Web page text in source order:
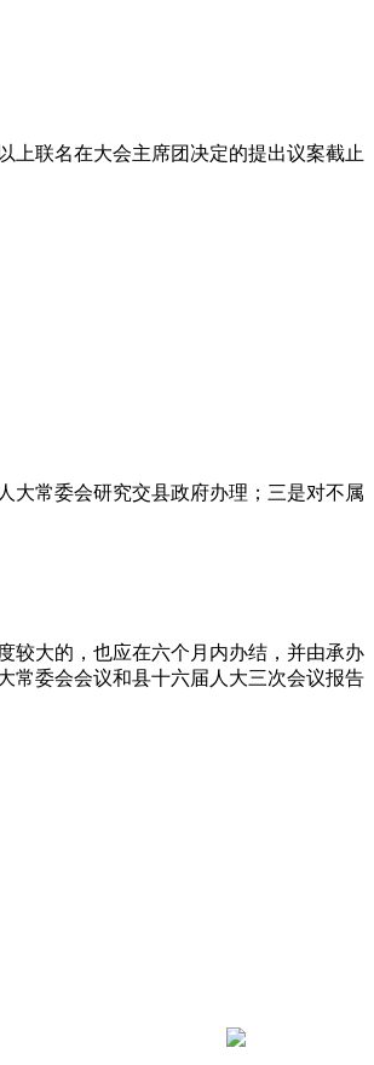
上联名在大会主席团决定的提出议案截止
大常委会研究交县政府办理；三是对不属
较大的，也应在六个月内办结，并由承办
常委会会议和县十六届人大三次会议报告